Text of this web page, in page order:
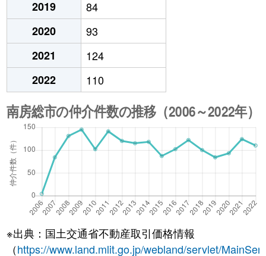
2019
84
2020
93
2021
124
2022
110
※出典：国土交通省不動産取引価格情報
（https://www.land.mlit.go.jp/webland/servlet/